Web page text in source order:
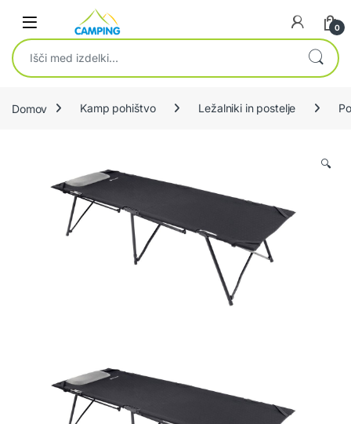
0
Išči:
Domov Kamp pohištvo Ležalniki in postelje
🔍